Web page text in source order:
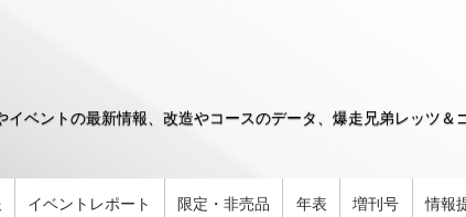
ベントの最新情報、改造やコースのデータ、爆走兄弟レッツ＆
イベントレポート 限定・非売品 年表 増刊号 情報